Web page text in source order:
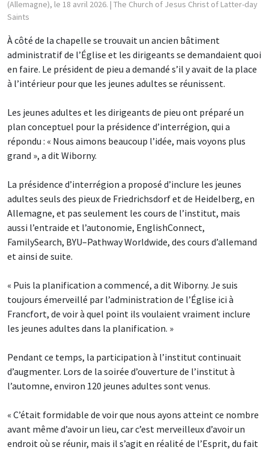
(Allemagne), le 18 avril 2026. | The Church of Jesus Christ of Latter-day
Saints
À côté de la chapelle se trouvait un ancien bâtiment
administratif de l’Église et les dirigeants se demandaient quoi
en faire. Le président de pieu a demandé s’il y avait de la place
à l’intérieur pour que les jeunes adultes se réunissent.
Les jeunes adultes et les dirigeants de pieu ont préparé un
plan conceptuel pour la présidence d’interrégion, qui a
répondu : « Nous aimons beaucoup l’idée, mais voyons plus
grand », a dit Wiborny.
La présidence d’interrégion a proposé d’inclure les jeunes
adultes seuls des pieux de Friedrichsdorf et de Heidelberg, en
Allemagne, et pas seulement les cours de l’institut, mais
aussi l’entraide et l’autonomie, EnglishConnect,
FamilySearch, BYU–Pathway Worldwide, des cours d’allemand
et ainsi de suite.
« Puis la planification a commencé, a dit Wiborny. Je suis
toujours émerveillé par l’administration de l’Église ici à
Francfort, de voir à quel point ils voulaient vraiment inclure
les jeunes adultes dans la planification. »
Pendant ce temps, la participation à l’institut continuait
d’augmenter. Lors de la soirée d’ouverture de l’institut à
l’automne, environ 120 jeunes adultes sont venus.
« C’était formidable de voir que nous ayons atteint ce nombre
avant même d’avoir un lieu, car c’est merveilleux d’avoir un
endroit où se réunir, mais il s’agit en réalité de l’Esprit, du fait